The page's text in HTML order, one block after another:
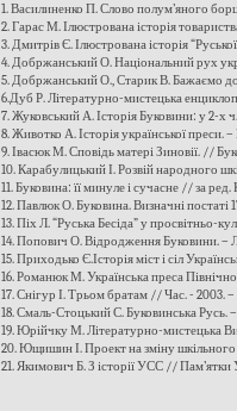
1. Василиненко П. Слово полум’яного
2. Гарас М. Ілюстрована історія
3. Дмитрів Є. Ілюстрована історія
4. Добржанський О. Національний рух
5. Добржанський О., Старик В. Бажаємо
6.Дуб Р. Літературно-мистецька
7. Жуковський А. Історія Буковини: у 2-х
8. Животко А. Історія української преси.
9. Івасюк М. Сповідь матері Зиновії. //
10. Карабулицький І. Розвій народного
11. Буковина: її минуле і сучасне // за
12. Павлюк О. Буковина. Визначні постаті
13. Піх Л. “Руська Бесіда” у просвітньо-
14. Попович О. Відродження Буковини. –
15. Приходько Є.Історія міст і сіл
16. Романюк М. Українська преса
17. Снігур І. Трьом братам // Час. - 2003.
18. Смаль-Стоцький С. Буковинська Русь. –
19. Юрійчку М. Літературно-мистецька
20. Ющишин І. Проект на зміну шкільного
21. Якимович Б. З історії УСС // Пам’ятки